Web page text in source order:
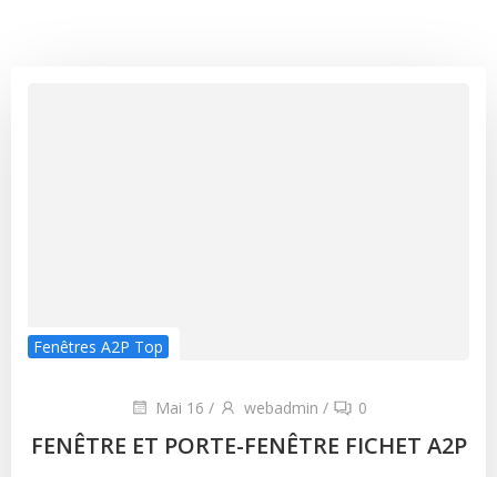
Fenêtres A2P Top
Mai 16 / webadmin / 0
FENÊTRE ET PORTE-FENÊTRE FICHET A2P